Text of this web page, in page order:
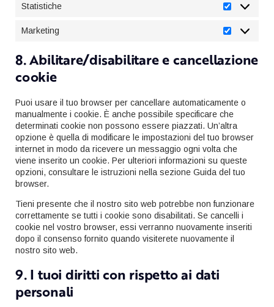
Statistiche
Statistiche
Marketing
Marketing
8. Abilitare/disabilitare e cancellazione
cookie
Puoi usare il tuo browser per cancellare automaticamente o
manualmente i cookie. È anche possibile specificare che
determinati cookie non possono essere piazzati. Un’altra
opzione è quella di modificare le impostazioni del tuo browser
internet in modo da ricevere un messaggio ogni volta che
viene inserito un cookie. Per ulteriori informazioni su queste
opzioni, consultare le istruzioni nella sezione Guida del tuo
browser.
Tieni presente che il nostro sito web potrebbe non funzionare
correttamente se tutti i cookie sono disabilitati. Se cancelli i
cookie nel vostro browser, essi verranno nuovamente inseriti
dopo il consenso fornito quando visiterete nuovamente il
nostro sito web.
9. I tuoi diritti con rispetto ai dati
personali